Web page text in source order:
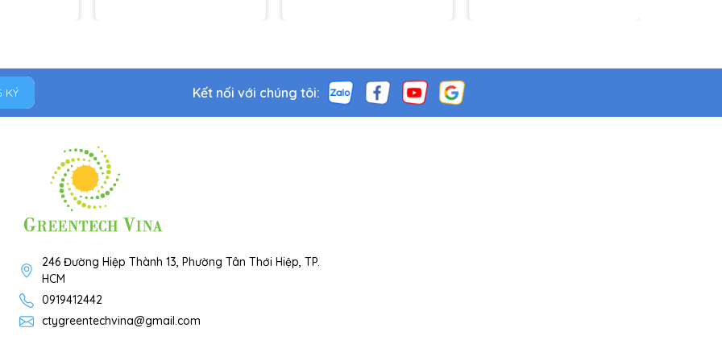
KÝ Kết nối với chúng tôi:
246 Đường Hiệp Thành 13, Phường Tân Thới Hiệp, TP.
HCM
0919412442
ctygreentechvina@gmail.com